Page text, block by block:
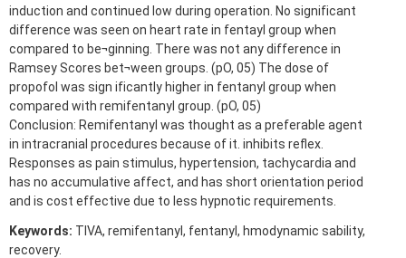
induction and continued low during operation. No significant
difference was seen on heart rate in fentayl group when
compared to be¬ginning. There was not any difference in
Ramsey Scores bet¬ween groups. (pO, 05) The dose of
propofol was sign ificantly higher in fentanyl group when
compared with remifentanyl group. (pO, 05)
Conclusion: Remifentanyl was thought as a preferable agent
in intracranial procedures because of it. inhibits reflex.
Responses as pain stimulus, hypertension, tachycardia and
has no accumulative affect, and has short orientation period
and is cost effective due to less hypnotic requirements.
Keywords: TIVA, remifentanyl, fentanyl, hmodynamic sability,
recovery.